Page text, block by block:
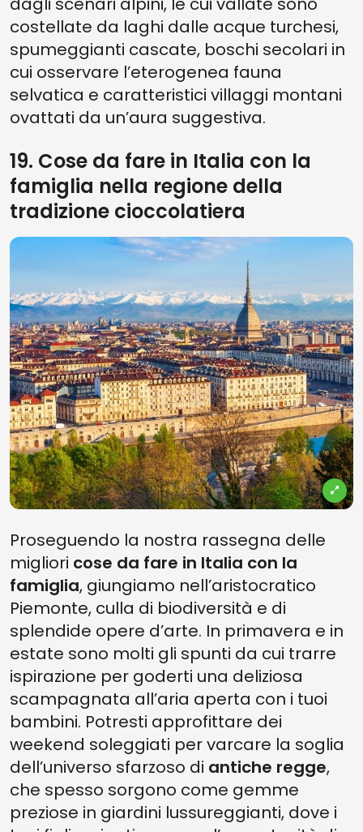
costellate da laghi dalle acque turchesi,
spumeggianti cascate, boschi secolari in
cui osservare l’eterogenea fauna
selvatica e caratteristici villaggi montani
ovattati da un’aura suggestiva.
19. Cose da fare in Italia con la
famiglia nella regione della
tradizione cioccolatiera
Proseguendo la nostra rassegna delle
migliori cose da fare in Italia con la
famiglia, giungiamo nell’aristocratico
Piemonte, culla di biodiversità e di
splendide opere d’arte. In primavera e in
estate sono molti gli spunti da cui trarre
ispirazione per goderti una deliziosa
scampagnata all’aria aperta con i tuoi
bambini. Potresti approfittare dei
weekend soleggiati per varcare la soglia
dell’universo sfarzoso di antiche regge,
che spesso sorgono come gemme
preziose in giardini lussureggianti, dove i